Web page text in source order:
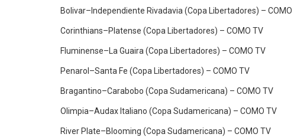
Bolivar–Independiente Rivadavia (Copa Libertadores) – COMO
Corinthians–Platense (Copa Libertadores) – COMO TV
Fluminense–La Guaira (Copa Libertadores) – COMO TV
Penarol–Santa Fe (Copa Libertadores) – COMO TV
Bragantino–Carabobo (Copa Sudamericana) – COMO TV
Olimpia–Audax Italiano (Copa Sudamericana) – COMO TV
River Plate–Blooming (Copa Sudamericana) – COMO TV